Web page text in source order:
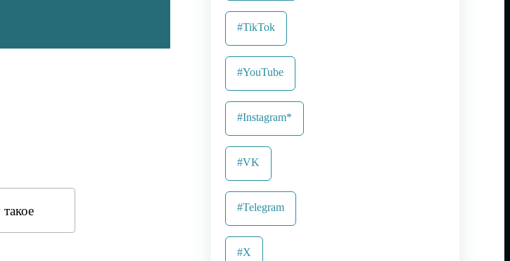
#TikTok
#YouTube
#Instagram*
#VK
#Telegram
#X